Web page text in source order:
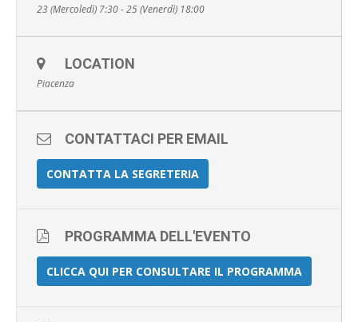
23 (Mercoledì) 7:30 - 25 (Venerdì) 18:00
LOCATION
Piacenza
CONTATTACI PER EMAIL
CONTATTA LA SEGRETERIA
PROGRAMMA DELL'EVENTO
CLICCA QUI PER CONSULTARE IL PROGRAMMA